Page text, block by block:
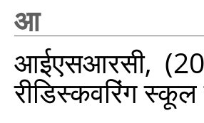
आ
आईएसआरसी,
रीडिस्‍कवरिंग